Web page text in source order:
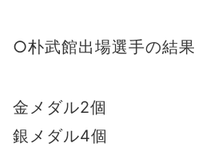
○朴武館出場選手の結果
金メダル2個
銀メダル4個